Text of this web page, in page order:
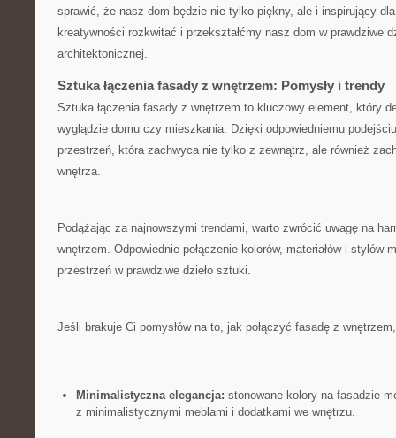
sprawić,⁤ że nasz dom będzie nie tylko piękny, ale i inspirujący
kreatywności rozkwitać ⁢i przekształćmy nasz‌ dom w prawdziwe
architektonicznej.
Sztuka łączenia fasady z wnętrzem: Pomysły i trendy
Sztuka łączenia​ fasady z wnętrzem ​to kluczowy element, który
wyglądzie domu czy mieszkania. ​Dzięki odpowiedniemu
przestrzeń, która zachwyca nie tylko z zewnątrz, ale również
wnętrza.
Podążając za najnowszymi trendami, warto zwrócić uwagę na
wnętrzem. Odpowiednie połączenie kolorów, materiałów i⁣ stylów
przestrzeń w prawdziwe dzieło sztuki.
Jeśli brakuje Ci pomysłów na to, jak połączyć fasadę‍ z
Minimalistyczna elegancja: stonowane kolory⁤ na fasadzie
z minimalistycznymi meblami i dodatkami we wnętrzu.